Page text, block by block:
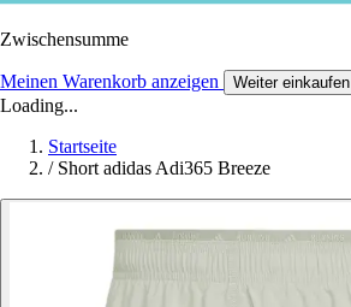
Zwischensumme
Meinen Warenkorb anzeigen Weiter einkaufen
Loading...
Startseite
/ Short adidas Adi365 Breeze